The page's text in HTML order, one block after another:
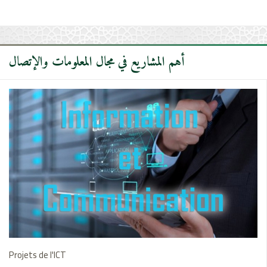
التمثيلية للتراث العالمي للإنسانية
أهم المشاريع في مجال المعلومات والإتصال
Projets de l'ICT